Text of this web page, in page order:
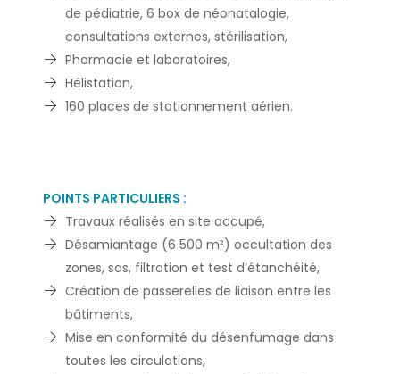
de pédiatrie, 6 box de néonatalogie,
consultations externes, stérilisation,
Pharmacie et laboratoires,
Hélistation,
160 places de stationnement aérien.
POINTS PARTICULIERS :
Travaux réalisés en site occupé,
Désamiantage (6 500 m²) occultation des
zones, sas, filtration et test d’étanchéité,
Création de passerelles de liaison entre les
bâtiments,
Mise en conformité du désenfumage dans
toutes les circulations,